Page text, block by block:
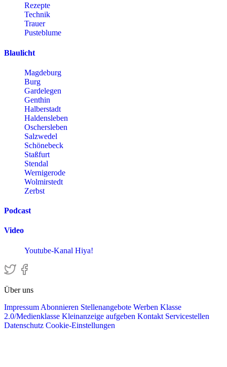
Rezepte
Technik
Trauer
Pusteblume
Blaulicht
Magdeburg
Burg
Gardelegen
Genthin
Halberstadt
Haldensleben
Oschersleben
Salzwedel
Schönebeck
Staßfurt
Stendal
Wernigerode
Wolmirstedt
Zerbst
Podcast
Video
Youtube-Kanal Hiya!
Über uns
Impressum Abonnieren Stellenangebote Werben Klasse
2.0/Medienklasse Kleinanzeige aufgeben Kontakt Servicestellen
Datenschutz Cookie-Einstellungen